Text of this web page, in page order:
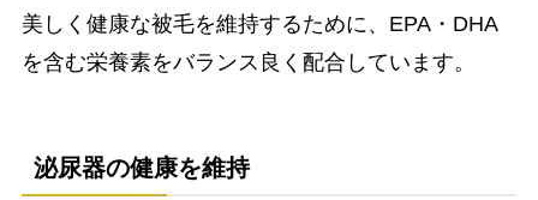
美しく健康な被毛を維持するために、EPA・DHA
を含む栄養素をバランス良く配合しています。
泌尿器の健康を維持